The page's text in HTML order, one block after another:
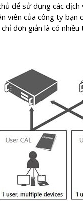
để sử dụng các
viên của công ty
đơn giản là có